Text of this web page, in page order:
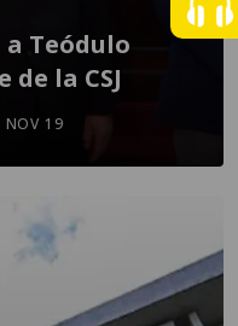
Teódulo
la CSJ
NOV 19